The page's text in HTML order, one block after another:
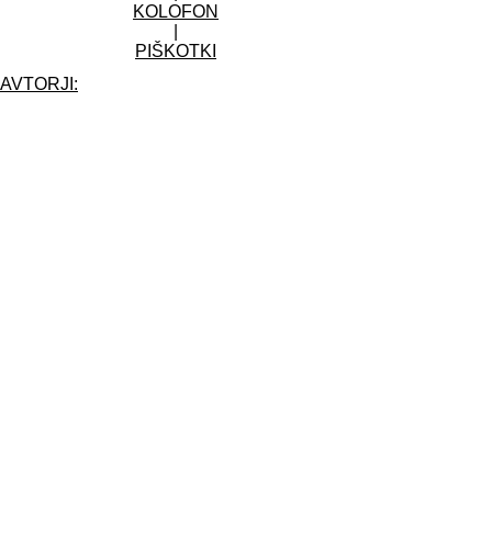
KOLOFON
PIŠKOTKI
AVTORJI: